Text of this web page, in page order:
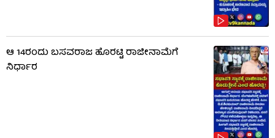
ಆ 14ರಂದು ಬಸವರಾಜ ಹೊರಟ್ಟಿ ರಾಜೀನಾಮೆಗೆ
ನಿರ್ಧಾರ